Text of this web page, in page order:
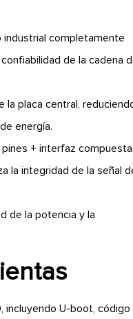
industrial completamente
de la cadena
la placa central,
energía.
+ interfaz compuesta
la integridad de la señal
de la potencia y la
incluyendo U-boot, código